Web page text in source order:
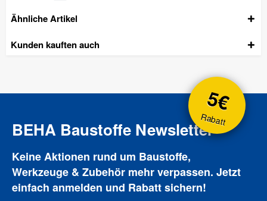
Ähnliche Artikel
Kunden kauften auch
5€
Rabatt
BEHA Baustoffe Newsletter
Keine Aktionen rund um Baustoffe,
Werkzeuge & Zubehör mehr verpassen. Jetzt
einfach anmelden und Rabatt sichern!